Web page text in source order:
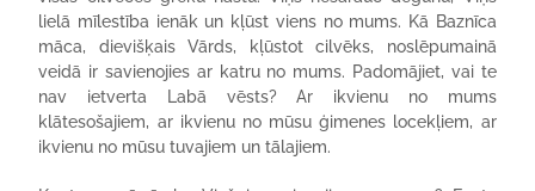
lielā mīlestība ienāk un kļūst viens no mums. Kā Baznīca
māca, dievišķais Vārds, kļūstot cilvēks, noslēpumainā
veidā ir savienojies ar katru no mums. Padomājiet, vai te
nav ietverta Labā vēsts? Ar ikvienu no mums
klātesošajiem, ar ikvienu no mūsu ģimenes locekļiem, ar
ikvienu no mūsu tuvajiem un tālajiem.